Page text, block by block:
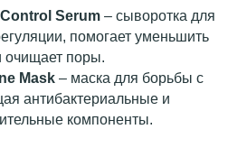
Serum – сыворотка для
помогает уменьшить
очищает поры.
Mask – маска для борьбы с
антибактериальные и
компоненты.